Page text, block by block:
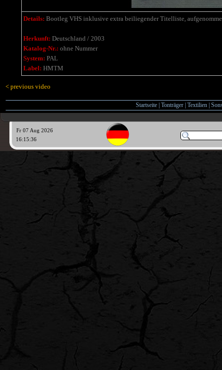
Details: Bootleg VHS inklusive extra beiliegender Titelliste,
Herkunft: Deutschland / 2003
Katalog-Nr.: ohne Nummer
System: PAL
Label: HMTM
< previous video
Startseite Tonträger Textilien
Fr 07 Aug 2026
16:15:37